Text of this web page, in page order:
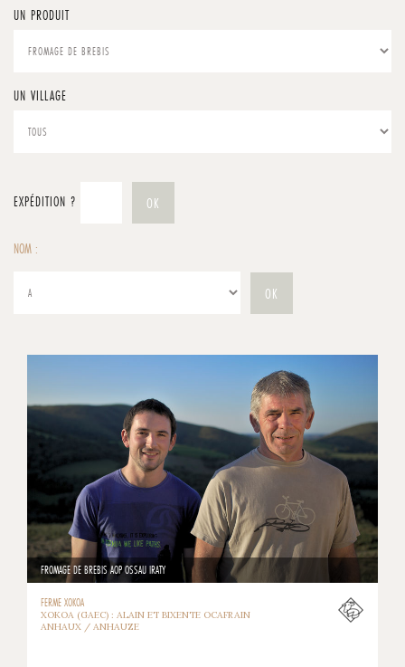
UN PRODUIT
UN VILLAGE
EXPÉDITION ?
NOM :
FROMAGE DE BREBIS AOP OSSAU IRATY
FERME XOKOA
XOKOA (GAEC) : ALAIN ET BIXENTE OCAFRAIN
ANHAUX / ANHAUZE